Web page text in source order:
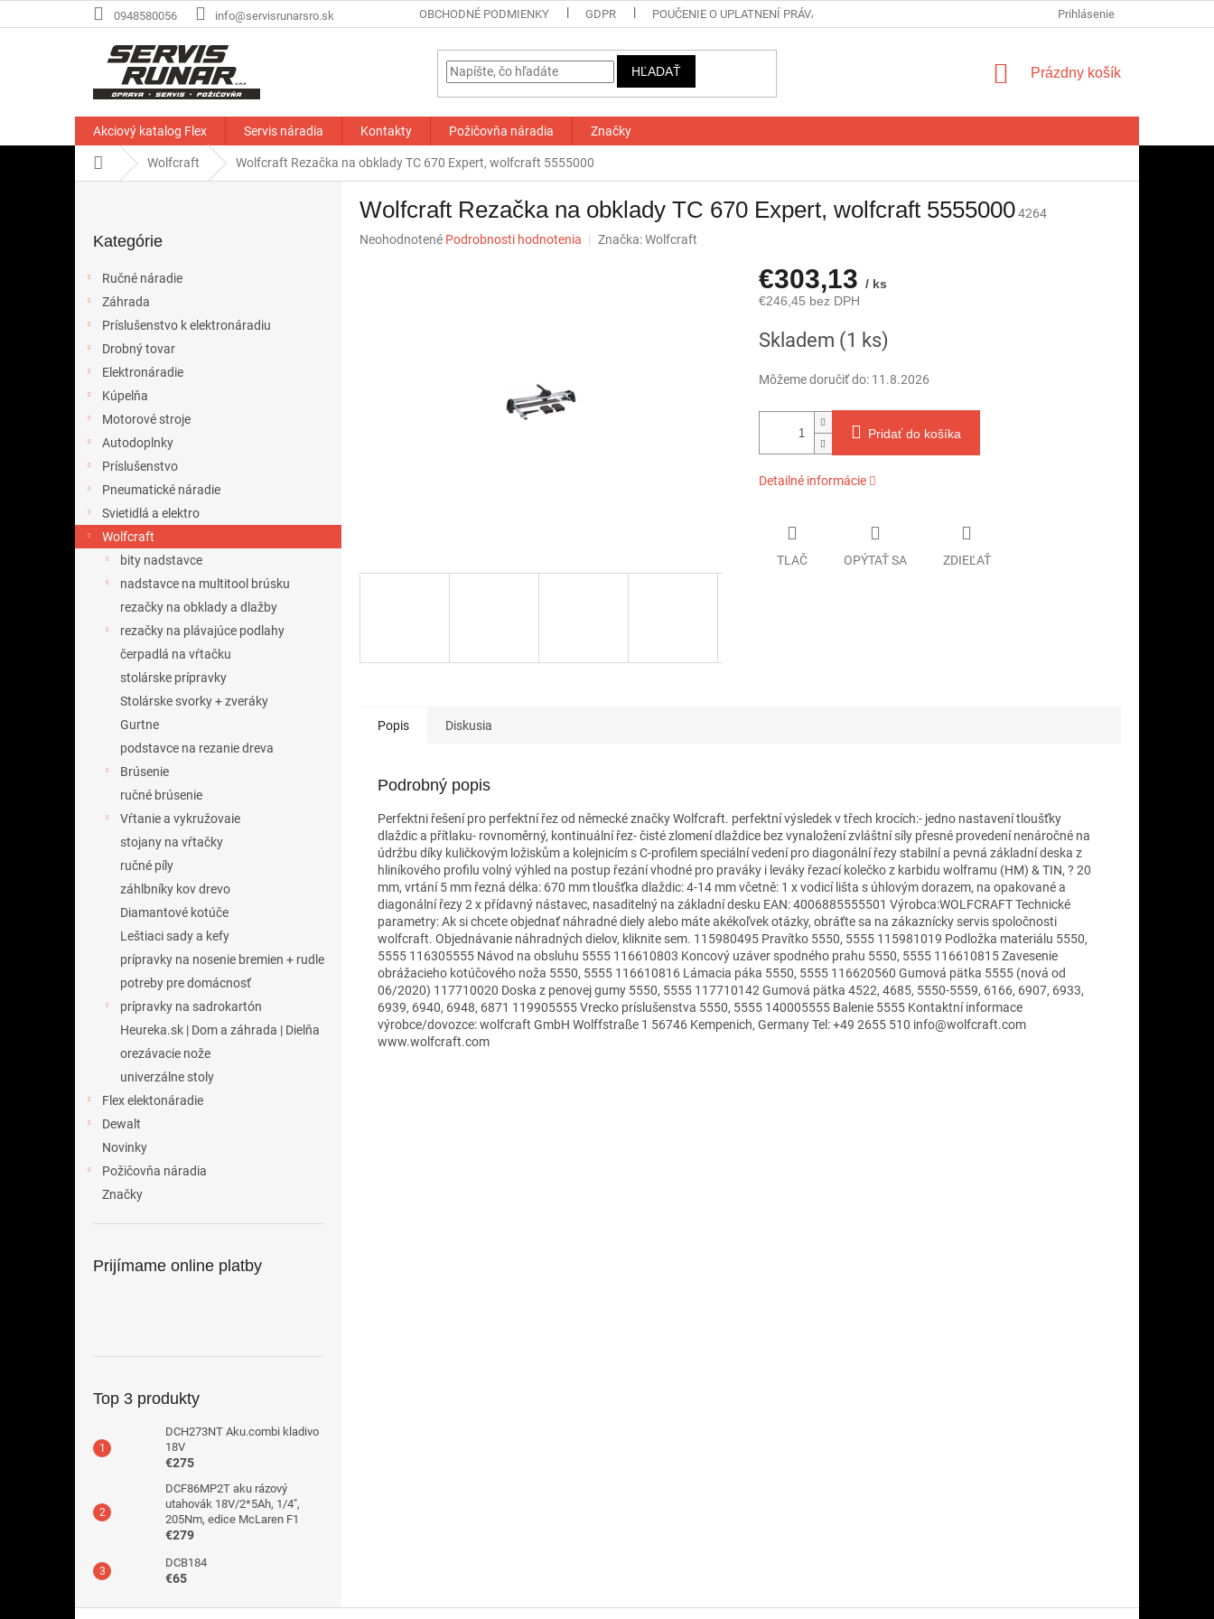
na
0948580056 info@servisrunarsro.sk OBCHODNÉ PODMIENKY GDPR POUČENIE O UPLATNENÍ PRÁVA SPOTREBITEĽA NA ODSTÚPENIE OD ZMLUVY FORMULÁR NA
Prihlásenie
HĽADAŤ
NÁKUPNÝ
Prázdny košík
Akciový katalog Flex Servis náradia Kontakty Požičovňa náradia Značky
DomovWolfcraft Wolfcraft Rezačka na obklady TC 670 Expert, wolfcraft 5555000
kategórie
Kategórie
Ručné náradie
Záhrada
Príslušenstvo k elektronáradiu
Drobný tovar
Elektronáradie
Kúpelňa
Motorové stroje
Autodoplnky
Príslušenstvo
Pneumatické náradie
Svietidlá a elektro
Wolfcraft
bity nadstavce
nadstavce na multitool brúsku
rezačky na obklady a dlažby
rezačky na plávajúce podlahy
čerpadlá na vŕtačku
stolárske prípravky
Stolárske svorky + zveráky
Gurtne
podstavce na rezanie dreva
Brúsenie
ručné brúsenie
Vŕtanie a vykružovaie
stojany na vŕtačky
ručné píly
záhlbníky kov drevo
Diamantové kotúče
Leštiaci sady a kefy
prípravky na nosenie bremien + rudle
potreby pre domácnosť
prípravky na sadrokartón
Heureka.sk | Dom a záhrada | Dielňa
orezávacie nože
univerzálne stoly
Flex elektonáradie
Dewalt
Novinky
Požičovňa náradia
Značky
Prijímame online platby
Top 3 produkty
DCH273NT Aku.combi kladivo
18V
€275
DCF86MP2T aku rázový
utahovák 18V/2*5Ah, 1/4",
205Nm, edice McLaren F1
€279
DCB184
€65
Wolfcraft Rezačka na obklady TC 670 Expert, wolfcraft 55550004264
Priemerné
Neohodnotené Podrobnosti hodnotenia Značka:Wolfcraft
€303,13 / ks
€246,45 bez DPH
cena:
Skladem (1 ks)
Môžeme doručiť do: 11.8.2026
Pridať do košíka
Detailné informácie
TLAČ OPÝTAŤ SA ZDIEĽAŤ
Popis Diskusia
Podrobný popis
Perfektni řešení pro perfektní řez od německé značky Wolfcraft. perfektní výsledek v třech krocích:- jedno nastavení tloušťky
dlaždic a přítlaku- rovnoměrný, kontinuální řez- čisté zlomení dlaždice bez vynaložení zvláštní síly přesné provedení nenáročné na
údržbu díky kuličkovým ložiskům a kolejnicím s C-profilem speciální vedení pro diagonální řezy stabilní a pevná základní deska z
hliníkového profilu volný výhled na postup řezání vhodné pro praváky i leváky řezací kolečko z karbidu wolframu (HM) & TIN, ? 20
mm, vrtání 5 mm řezná délka: 670 mm tloušťka dlaždic: 4-14 mm včetně: 1 x vodicí lišta s úhlovým dorazem, na opakované a
diagonální řezy 2 x přídavný nástavec, nasaditelný na základní desku EAN: 4006885555501 Výrobca:WOLFCRAFT Technické
parametry: Ak si chcete objednať náhradné diely alebo máte akékoľvek otázky, obráťte sa na zákaznícky servis spoločnosti
wolfcraft. Objednávanie náhradných dielov, kliknite sem. 115980495 Pravítko 5550, 5555 115981019 Podložka materiálu 5550,
5555 116305555 Návod na obsluhu 5555 116610803 Koncový uzáver spodného prahu 5550, 5555 116610815 Zavesenie
obrážacieho kotúčového noža 5550, 5555 116610816 Lámacia páka 5550, 5555 116620560 Gumová pätka 5555 (nová od
06/2020) 117710020 Doska z penovej gumy 5550, 5555 117710142 Gumová pätka 4522, 4685, 5550-5559, 6166, 6907, 6933,
6939, 6940, 6948, 6871 119905555 Vrecko príslušenstva 5550, 5555 140005555 Balenie 5555 Kontaktní informace
výrobce/dovozce: wolfcraft GmbH Wolffstraße 1 56746 Kempenich, Germany Tel: +49 2655 510 info@wolfcraft.com
www.wolfcraft.com